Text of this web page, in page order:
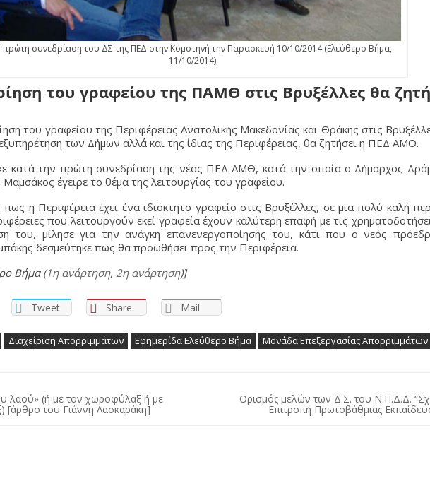
συνεδρίαση του ΔΣ της ΠΕΔ στην Κομοτηνή την Παρασκευή 10/10/2014 (Ελεύθερο Βήμα,
11/10/2014)
του γραφείου της ΠΑΜΘ στις Βρυξέλλες θα
του γραφείου της Περιφέρειας Ανατολικής Μακεδονίας και Θράκης στις
των Δήμων αλλά και της ίδιας της Περιφέρειας, θα ζητήσει η ΠΕΔ ΑΜΘ.
κατά την πρώτη συνεδρίαση της νέας ΠΕΔ ΑΜΘ, κατά την οποία ο Δήμαρχος
έγειρε το θέμα της λειτουργίας του γραφείου.
η Περιφέρεια έχει ένα ιδιόκτητο γραφείο στις Βρυξέλλες, σε μια πολύ καλή
που λειτουργούν εκεί γραφεία έχουν καλύτερη επαφή με τις
του, μίλησε για την ανάγκη επανενεργοποίησής του, κάτι που ο νεός
δεσμεύτηκε πως θα προωθήσει προς την Περιφέρεια.
Βήμα (1η ανάρτηση, 2η ανάρτηση)]
Tweet Share Mail
Διαχείριση Απορριμμάτων Εφημερίδα Ελεύθερο Βήμα
Μονάδα Επεξεργασίας Απορριμμάτων
λαού» (ή με τον χωροφύλαξ ή με
[άρθρο του Γιάννη Λασκαράκη]
Ορισμός μελών των Δ.Σ. του Ν.Π.Δ.Δ.
Επιτροπή Πρωτοβάθμιας